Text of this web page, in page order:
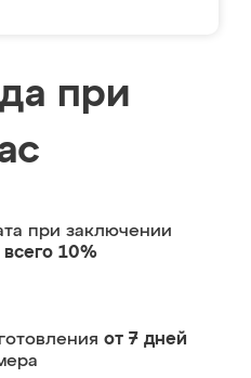
при
при заключении
всего 10%
от 7 дней